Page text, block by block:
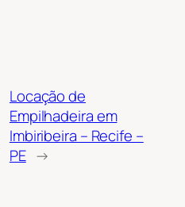
Locação de
Empilhadeira em
Imbiribeira – Recife –
PE →